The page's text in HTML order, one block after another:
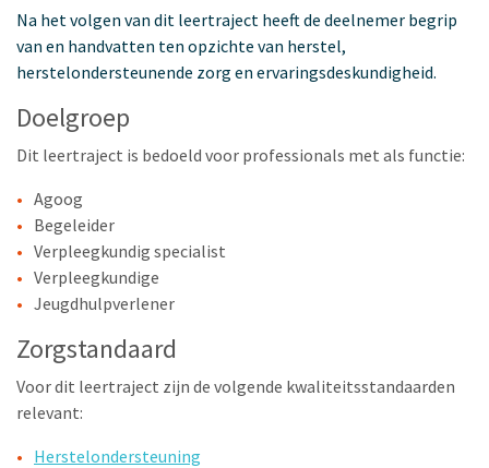
Na het volgen van dit leertraject heeft de deelnemer begrip
van en handvatten ten opzichte van herstel,
herstelondersteunende zorg en ervaringsdeskundigheid.
Doelgroep
Dit leertraject is bedoeld voor professionals met als functie:
Agoog
Begeleider
Verpleegkundig specialist
Verpleegkundige
Jeugdhulpverlener
Zorgstandaard
Voor dit leertraject zijn de volgende kwaliteitsstandaarden
relevant:
Herstelondersteuning